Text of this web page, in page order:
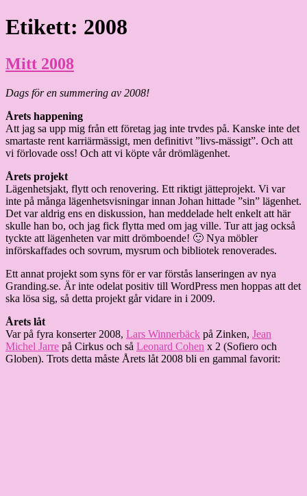
Hoppa
till
Granding.nu
Etikett: 2008
Mitt 2008
Dags för en summering av 2008!
Årets happening
Att jag sa upp mig från ett företag jag inte trvdes på. Kanske inte det
smartaste rent karriärmässigt, men definitivt ”livs-mässigt”. Och att
vi förlovade oss! Och att vi köpte vår drömlägenhet.
Årets projekt
Lägenhetsjakt, flytt och renovering. Ett riktigt jätteprojekt. Vi var
inte på många lägenhetsvisningar innan Johan hittade ”sin” lägenhet.
Det var aldrig ens en diskussion, han meddelade helt enkelt att här
skulle han bo, och jag fick flytta med om jag ville. Tur att jag också
tyckte att lägenheten var mitt drömboende! 🙂 Nya möbler
införskaffades och sovrum, mysrum och bibliotek renoverades.
Ett annat projekt som syns för er var förstås lanseringen av nya
Granding.se. Är inte odelat positiv till WordPress men hoppas att det
ska lösa sig, så detta projekt går vidare in i 2009.
Årets låt
Var på fyra konserter 2008, Lars Winnerbäck på Zinken, Jean
Michel Jarre på Cirkus och så Leonard Cohen x 2 (Sofiero och
Globen). Trots detta måste Årets låt 2008 bli en gammal favorit: